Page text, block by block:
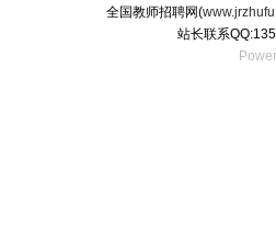
全国教师招聘网(
站长联系